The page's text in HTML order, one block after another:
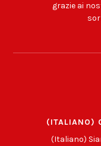
grazie ai
(ITALIANO)
(Italiano)